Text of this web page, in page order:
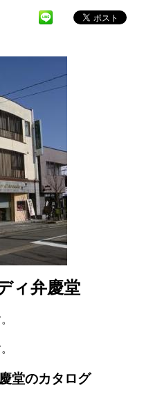
ィ弁慶堂
堂のカタログ